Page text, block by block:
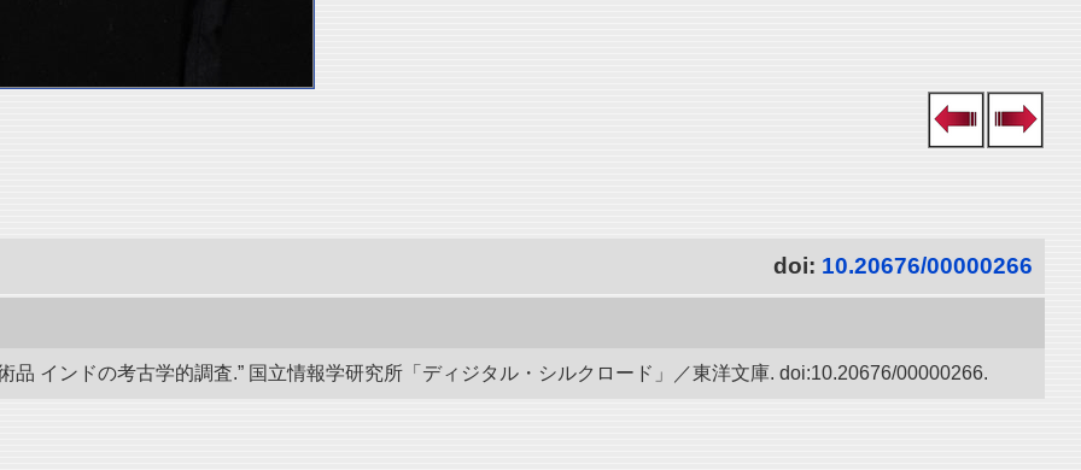
doi: 10.20676/00000266
品 インドの考古学的調査.” 国立情報学研究所「ディジタル・シルクロード」／東洋文庫. doi:10.20676/00000266.